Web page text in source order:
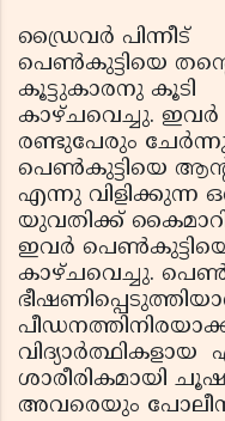
ഡ്രൈവര്‍ പിന്നീട്
പെണ്‍കുട്ടിയെ
കൂട്ടുകാരനു കൂടി
കാഴ്ചവെച്ചു. ഇവര്‍
രണ്ടുപേരും
പെണ്‍കുട്ടിയെ
എന്നു വിളിക്കുന്ന
യുവതിക്ക്
ഇവര്‍
കാഴ്ചവെച്ചു.
ശാരീരികമായി
അവരെയും പോലീസ്